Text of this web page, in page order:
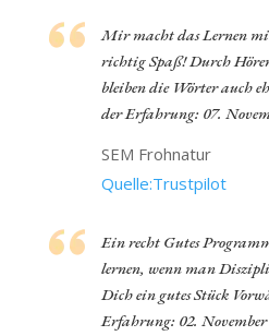
Mir macht das Lernen
richtig Spaß! Durch
bleiben die Wörter auch
der Erfahrung: 07.
SEM Frohnatur
Quelle:Trustpilot
Ein recht Gutes
lernen, wenn man
Dich ein gutes Stück
Erfahrung: 02. November